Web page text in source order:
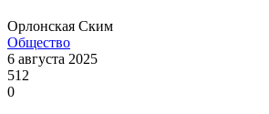
Орлонская Ским
Общество
6 августа 2025
512
0